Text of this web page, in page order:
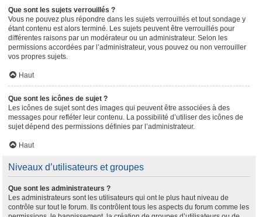
Que sont les sujets verrouillés ?
Vous ne pouvez plus répondre dans les sujets verrouillés et tout sondage y
étant contenu est alors terminé. Les sujets peuvent être verrouillés pour
différentes raisons par un modérateur ou un administrateur. Selon les
permissions accordées par l’administrateur, vous pouvez ou non verrouiller
vos propres sujets.
Haut
Que sont les icônes de sujet ?
Les icônes de sujet sont des images qui peuvent être associées à des
messages pour refléter leur contenu. La possibilité d’utiliser des icônes de
sujet dépend des permissions définies par l’administrateur.
Haut
Niveaux d’utilisateurs et groupes
Que sont les administrateurs ?
Les administrateurs sont les utilisateurs qui ont le plus haut niveau de
contrôle sur tout le forum. Ils contrôlent tous les aspects du forum comme les